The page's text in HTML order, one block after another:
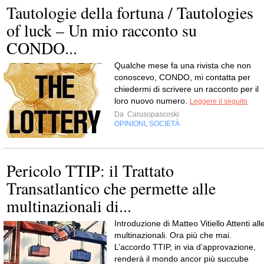
Tautologie della fortuna / Tautologies
of luck – Un mio racconto su
CONDO...
Qualche mese fa una rivista che non
conoscevo, CONDO, mi contatta per
chiedermi di scrivere un racconto per il
loro nuovo numero.
Leggere il seguito
Da Carusopascoski
OPINIONI SOCIETÀ
Pericolo TTIP: il Trattato
Transatlantico che permette alle
multinazionali di...
Introduzione di Matteo Vitiello Attenti
multinazionali. Ora più che mai.
L’accordo TTIP, in via d’approvazione,
renderà il mondo ancor più succube